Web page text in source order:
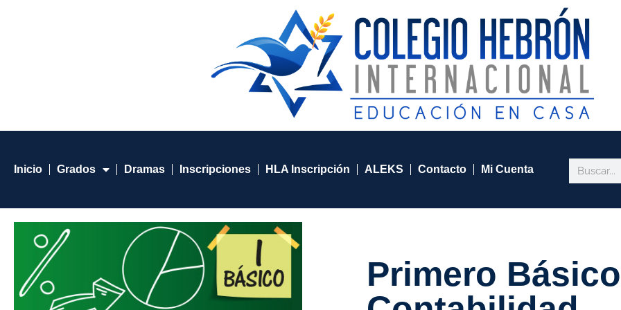
Inicio Grados Dramas Inscripciones HLA Inscripción ALEKS Contacto Mi Cuenta
Primero